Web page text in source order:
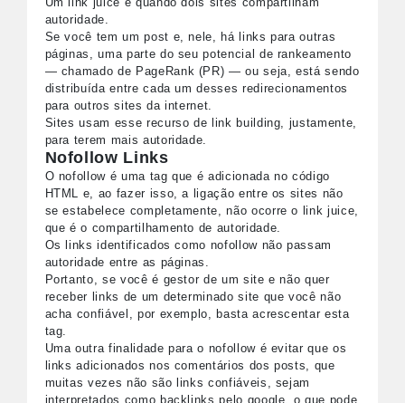
autoridade.
Se você tem um post e, nele, há links para outras
páginas, uma parte do seu potencial de rankeamento
— chamado de PageRank (PR) — ou seja, está sendo
distribuída entre cada um desses redirecionamentos
para outros sites da internet.
Sites usam esse recurso de link building, justamente,
para terem mais autoridade.
Nofollow Links
O nofollow é uma tag que é adicionada no código
HTML e, ao fazer isso, a ligação entre os sites não
se estabelece completamente, não ocorre o link juice,
que é o compartilhamento de autoridade.
Os links identificados como nofollow não passam
autoridade entre as páginas.
Portanto, se você é gestor de um site e não quer
receber links de um determinado site que você não
acha confiável, por exemplo, basta acrescentar esta
tag.
Uma outra finalidade para o nofollow é evitar que os
links adicionados nos comentários dos posts, que
muitas vezes não são links confiáveis, sejam
interpretados como backlinks pelo google, o que pode